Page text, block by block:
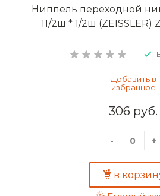
Ниппель переходной
11/2ш * 1/2ш (ZEISSLER)
306 руб.
- +
в